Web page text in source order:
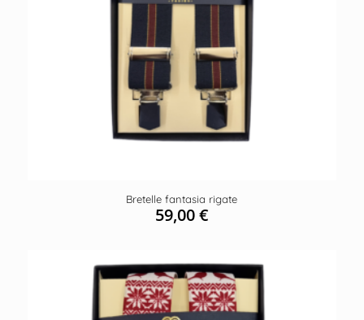
Bretelle fantasia rigate
59,00€